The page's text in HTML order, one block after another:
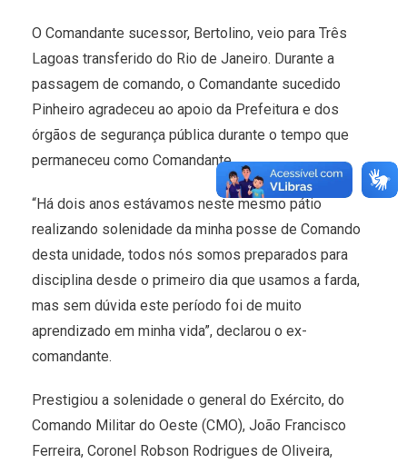
O Comandante sucessor, Bertolino, veio para Três
Lagoas transferido do Rio de Janeiro. Durante a
passagem de comando, o Comandante sucedido
Pinheiro agradeceu ao apoio da Prefeitura e dos
órgãos de segurança pública durante o tempo que
permaneceu como Comandante.
“Há dois anos estávamos neste mesmo pátio
realizando solenidade da minha posse de Comando
desta unidade, todos nós somos preparados para
disciplina desde o primeiro dia que usamos a farda,
mas sem dúvida este período foi de muito
aprendizado em minha vida”, declarou o ex-
comandante.
Prestigiou a solenidade o general do Exército, do
Comando Militar do Oeste (CMO), João Francisco
Ferreira, Coronel Robson Rodrigues de Oliveira,